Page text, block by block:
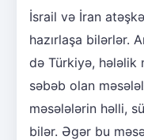
İsrail və İran
hazırlaşa bilərlər.
də Türkiyə, hələlik
səbəb olan
məsələlərin həlli,
bilər. Əgər bu